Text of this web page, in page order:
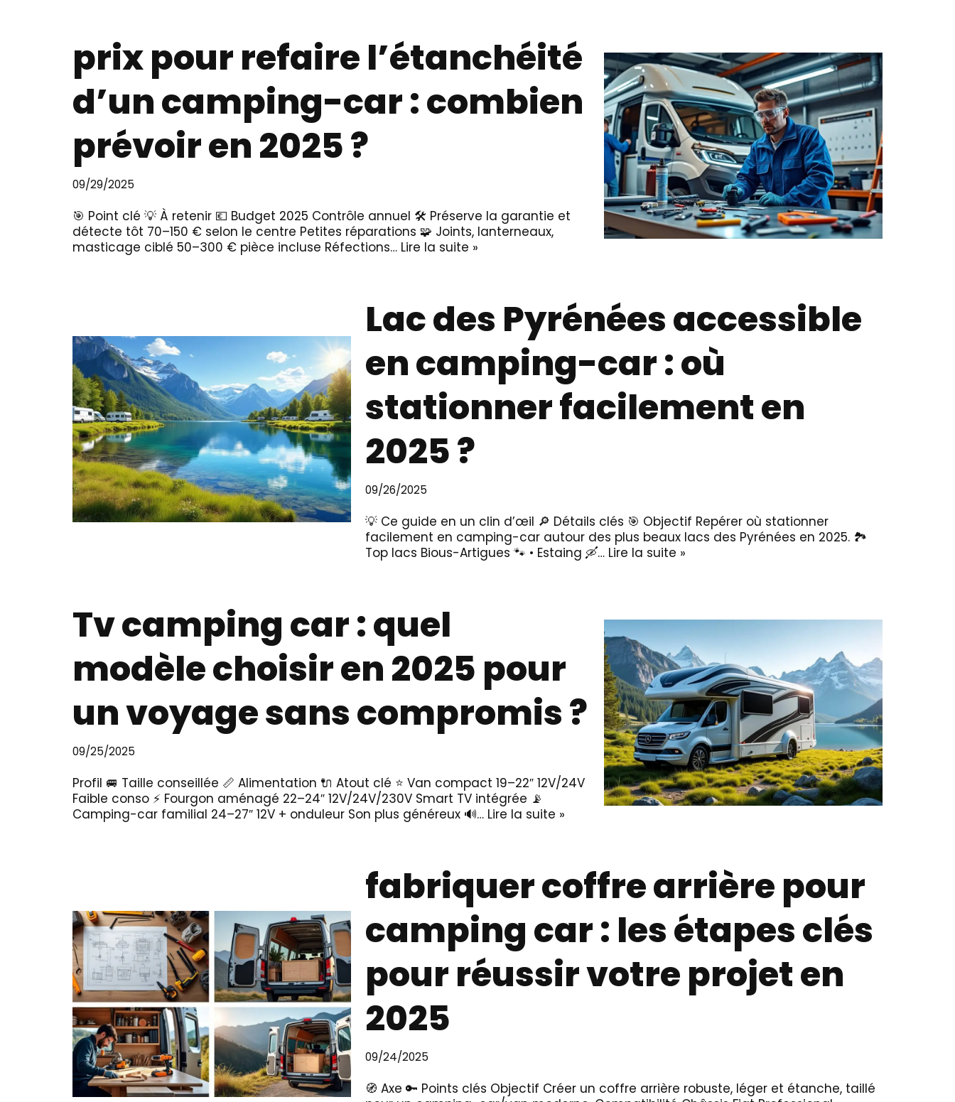
prix pour refaire l’étanchéité
d’un camping-car : combien
prévoir en 2025 ?
09/29/2025
🎯 Point clé 💡 À retenir 💶 Budget 2025 Contrôle annuel 🛠️ Préserve la garantie et
détecte tôt 70–150 € selon le centre Petites réparations 🧩 Joints, lanterneaux,
masticage ciblé 50–300 € pièce incluse Réfections… Lire la suite »
Lac des Pyrénées accessible
en camping-car : où
stationner facilement en
2025 ?
09/26/2025
💡 Ce guide en un clin d’œil 🔎 Détails clés 🎯 Objectif Repérer où stationner
facilement en camping-car autour des plus beaux lacs des Pyrénées en 2025. 🏞️
Top lacs Bious-Artigues 🐾 • Estaing 🛶… Lire la suite »
Tv camping car : quel
modèle choisir en 2025 pour
un voyage sans compromis ?
09/25/2025
Profil 🚐 Taille conseillée 📏 Alimentation 🔌 Atout clé ⭐ Van compact 19–22″ 12V/24V
Faible conso ⚡ Fourgon aménagé 22–24″ 12V/24V/230V Smart TV intégrée 📡
Camping-car familial 24–27″ 12V + onduleur Son plus généreux 🔊… Lire la suite »
fabriquer coffre arrière pour
camping car : les étapes clés
pour réussir votre projet en
2025
09/24/2025
🧭 Axe 🔑 Points clés Objectif Créer un coffre arrière robuste, léger et étanche, taillé